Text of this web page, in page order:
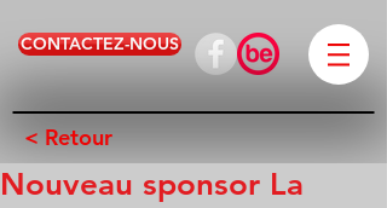
CONTACTEZ-NOUS
< Retour
Nouveau sponsor La